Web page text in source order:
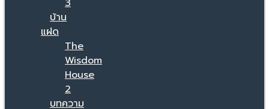
3
บ้าน
แฝด
The
Wisdom
House
2
บทความ